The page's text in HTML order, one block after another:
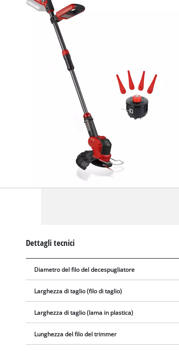
Dettagli tecnici
Diametro del filo del decespugliatore
Larghezza di taglio (filo di taglio)
Larghezza di taglio (lama in plastica)
Lunghezza del filo del trimmer